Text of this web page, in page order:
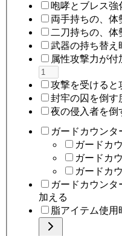
咆哮とブレス強
両手持ちの、体
二刀持ちの、
武器の持ち替え
属性攻撃力が
攻撃を受けると
封牢の囚を倒す
夜の侵入者を倒
ガードカウンタ
ガードカ
ガードカ
ガードカ
ガードカウンタ
加える
脂アイテム使